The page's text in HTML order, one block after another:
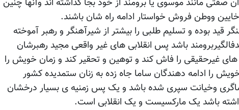
مانند موسوی یا برومند از خود بجا گذاشته اند وآنها چنین
ووطن فروش خواستار ادامه راه شان باشند.
بوده و تسلیم طلبی را بیشتر از شیرآهنگر و رهبر آموخته
باشد پس انقلابی های غیر واقعی مجید رهبرشان
غیرحقیقی را فاش کند و توهین و تحقیر کند و زمان خویش را
را ادامه دهندگان ساما جاه زده به زنان ستمدیده کشور
وخیانت سپری شده باشد و یک پس زمنیه ی بسیار درخشان
باشد یک مارکسیست و یک انقلابی است.